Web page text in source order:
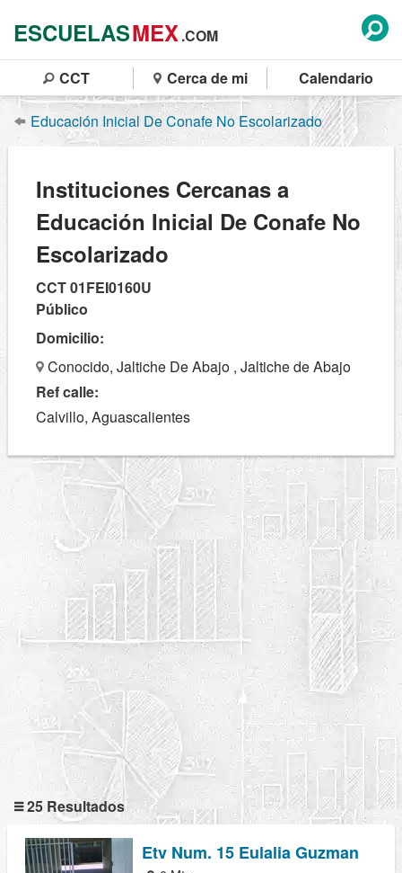
ESCUELASMEX.COM
CCT Cerca de mi Calendario
Educación Inicial De Conafe No Escolarizado
Instituciones Cercanas a
Educación Inicial De Conafe No
Escolarizado
CCT 01FEI0160U
Público
Domicilio:
Conocido, Jaltiche De Abajo , Jaltiche de Abajo
Ref calle:
Calvillo, Aguascalientes
25 Resultados
Etv Num. 15 Eulalia Guzman